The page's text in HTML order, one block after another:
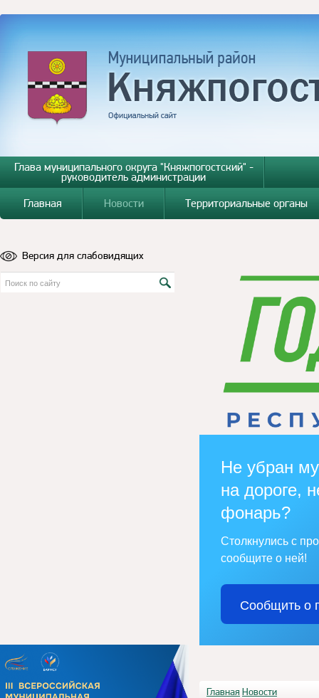
Глава муниципального округа "Княжпогостский" -
руководитель администрации
Главная
Новости Территориальные органы
Версия для слабовидящих
Не убран
на дороге,
фонарь?
Столкнулись с
сообщите о ней!
Сообщить о
Главная Новости